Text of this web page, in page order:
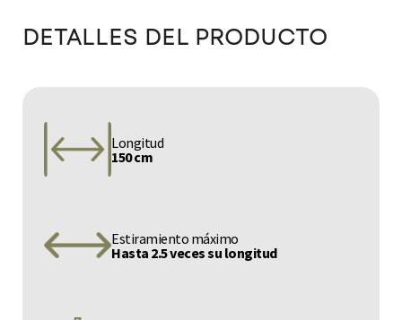
DETALLES DEL PRODUCTO
Longitud
150 cm
Estiramiento máximo
Hasta 2.5 veces su longitud